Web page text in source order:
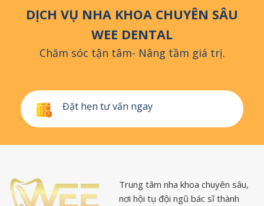
DỊCH VỤ NHA KHOA CHUYÊN SÂU
WEE DENTAL
Chăm sóc tận tâm- Nâng tầm giá trị.
Đặt hẹn tư vấn ngay
Trung tâm nha khoa chuyên sâu,
nơi hội tụ đội ngũ bác sĩ thành